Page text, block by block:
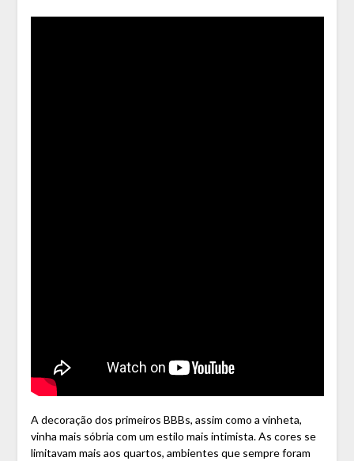
A decoração dos primeiros BBBs, assim como a vinheta,
vinha mais sóbria com um estilo mais intimista. As cores se
limitavam mais aos quartos, ambientes que sempre foram